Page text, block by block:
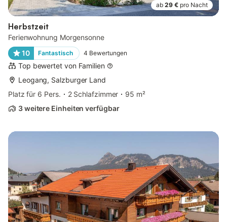
ab 29 € pro Nacht
Herbstzeit
Ferienwohnung Morgensonne
10
Fantastisch 4 Bewertungen
Top bewertet von Familien
Leogang, Salzburger Land
Platz für 6 Pers.
2 Schlafzimmer
95 m²
3 weitere Einheiten verfügbar